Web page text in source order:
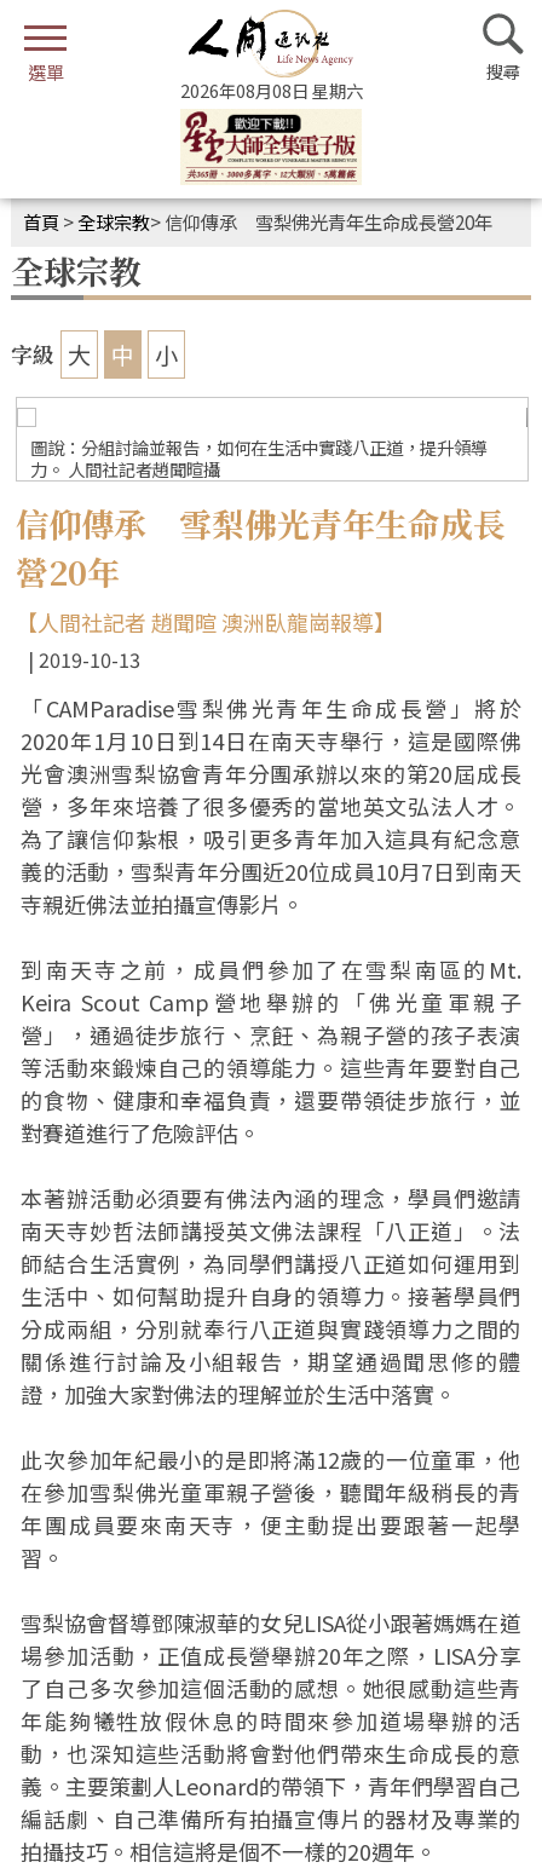
2026年08月08日 星期六
首頁 >全球宗教>信仰傳承 雪梨佛光青年生命成長營20年
全球宗教
字級 大 中 小
圖說：分組討論並報告，如何在生活中實踐八正道，提升領導
力。 人間社記者趙聞暄攝
信仰傳承 雪梨佛光青年生命成長
營20年
【人間社記者 趙聞暄 澳洲臥龍崗報導】
2019-10-13
「CAMParadise雪梨佛光青年生命成長營」將於
2020年1月10日到14日在南天寺舉行，這是國際佛
光會澳洲雪梨協會青年分團承辦以來的第20屆成長
營，多年來培養了很多優秀的當地英文弘法人才。
為了讓信仰紮根，吸引更多青年加入這具有紀念意
義的活動，雪梨青年分團近20位成員10月7日到南天
寺親近佛法並拍攝宣傳影片。
到南天寺之前，成員們參加了在雪梨南區的Mt.
Keira Scout Camp營地舉辦的「佛光童軍親子
營」，通過徒步旅行、烹飪、為親子營的孩子表演
等活動來鍛煉自己的領導能力。這些青年要對自己
的食物、健康和幸福負責，還要帶領徒步旅行，並
對賽道進行了危險評估。
本著辦活動必須要有佛法內涵的理念，學員們邀請
南天寺妙哲法師講授英文佛法課程「八正道」。法
師結合生活實例，為同學們講授八正道如何運用到
生活中、如何幫助提升自身的領導力。接著學員們
分成兩組，分別就奉行八正道與實踐領導力之間的
關係進行討論及小組報告，期望通過聞思修的體
證，加強大家對佛法的理解並於生活中落實。
此次參加年紀最小的是即將滿12歲的一位童軍，他
在參加雪梨佛光童軍親子營後，聽聞年級稍長的青
年團成員要來南天寺，便主動提出要跟著一起學
習。
雪梨協會督導鄧陳淑華的女兒LISA從小跟著媽媽在道
場參加活動，正值成長營舉辦20年之際，LISA分享
了自己多次參加這個活動的感想。她很感動這些青
年能夠犧牲放假休息的時間來參加道場舉辦的活
動，也深知這些活動將會對他們帶來生命成長的意
義。主要策劃人Leonard的帶領下，青年們學習自己
編話劇、自己準備所有拍攝宣傳片的器材及專業的
拍攝技巧。相信這將是個不一樣的20週年。